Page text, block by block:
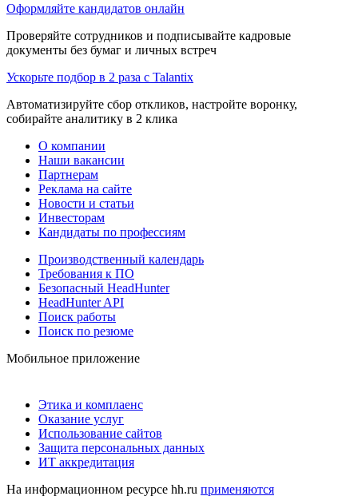
Оформляйте кандидатов онлайн
Проверяйте сотрудников и подписывайте кадровые
документы без бумаг и личных встреч
Ускорьте подбор в 2 раза с Talantix
Автоматизируйте сбор откликов, настройте воронку,
собирайте аналитику в 2 клика
О компании
Наши вакансии
Партнерам
Реклама на сайте
Новости и статьи
Инвесторам
Кандидаты по профессиям
Производственный календарь
Требования к ПО
Безопасный HeadHunter
HeadHunter API
Поиск работы
Поиск по резюме
Мобильное приложение
Этика и комплаенс
Оказание услуг
Использование сайтов
Защита персональных данных
ИТ аккредитация
На информационном ресурсе hh.ru применяются